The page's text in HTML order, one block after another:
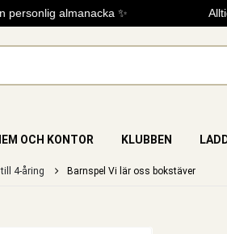
personlig almanacka ✨
OCH KONTOR KLUBBEN
till 4-åring Barnspel Vi lär oss bokstäver